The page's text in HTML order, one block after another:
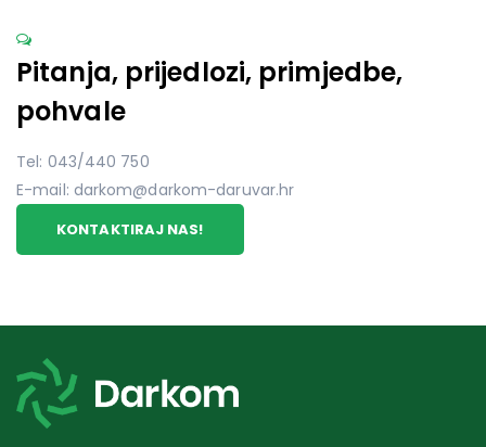
Pitanja, prijedlozi, primjedbe,
pohvale
Tel: 043/440 750
E-mail: darkom@darkom-daruvar.hr
KONTAKTIRAJ NAS!